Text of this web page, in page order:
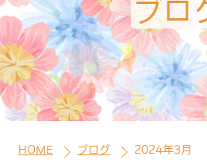
ッ
プ
移
動
ブロ
HOME ブログ 2024年3月